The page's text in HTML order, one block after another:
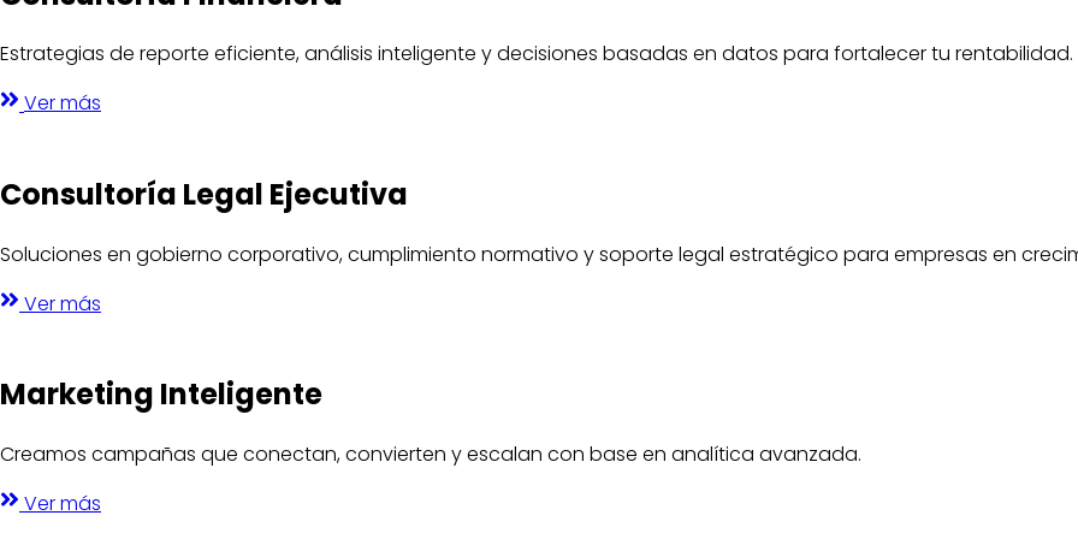
Estrategias de reporte eficiente, análisis inteligente y decisiones basadas en datos para fortalecer tu rentabilidad.
Ver más
Consultoría Legal Ejecutiva
Soluciones en gobierno corporativo, cumplimiento normativo y soporte legal estratégico para empresas en
Ver más
Marketing Inteligente
Creamos campañas que conectan, convierten y escalan con base en analítica avanzada.
Ver más